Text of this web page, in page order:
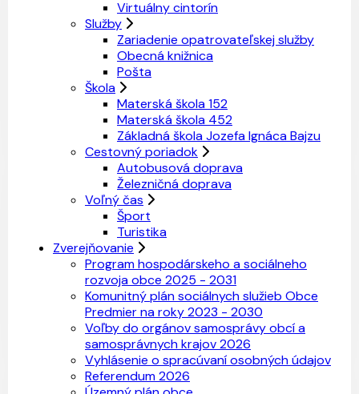
Virtuálny cintorín
Služby
Zariadenie opatrovateľskej služby
Obecná knižnica
Pošta
Škola
Materská škola 152
Materská škola 452
Základná škola Jozefa Ignáca Bajzu
Cestovný poriadok
Autobusová doprava
Železničná doprava
Voľný čas
Šport
Turistika
Zverejňovanie
Program hospodárskeho a sociálneho
rozvoja obce 2025 - 2031
Komunitný plán sociálnych služieb Obce
Predmier na roky 2023 - 2030
Voľby do orgánov samosprávy obcí a
samosprávnych krajov 2026
Vyhlásenie o spracúvaní osobných údajov
Referendum 2026